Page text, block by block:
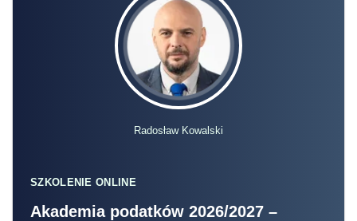
Radosław Kowalski
SZKOLENIE ONLINE
Akademia podatków 2026/2027 –